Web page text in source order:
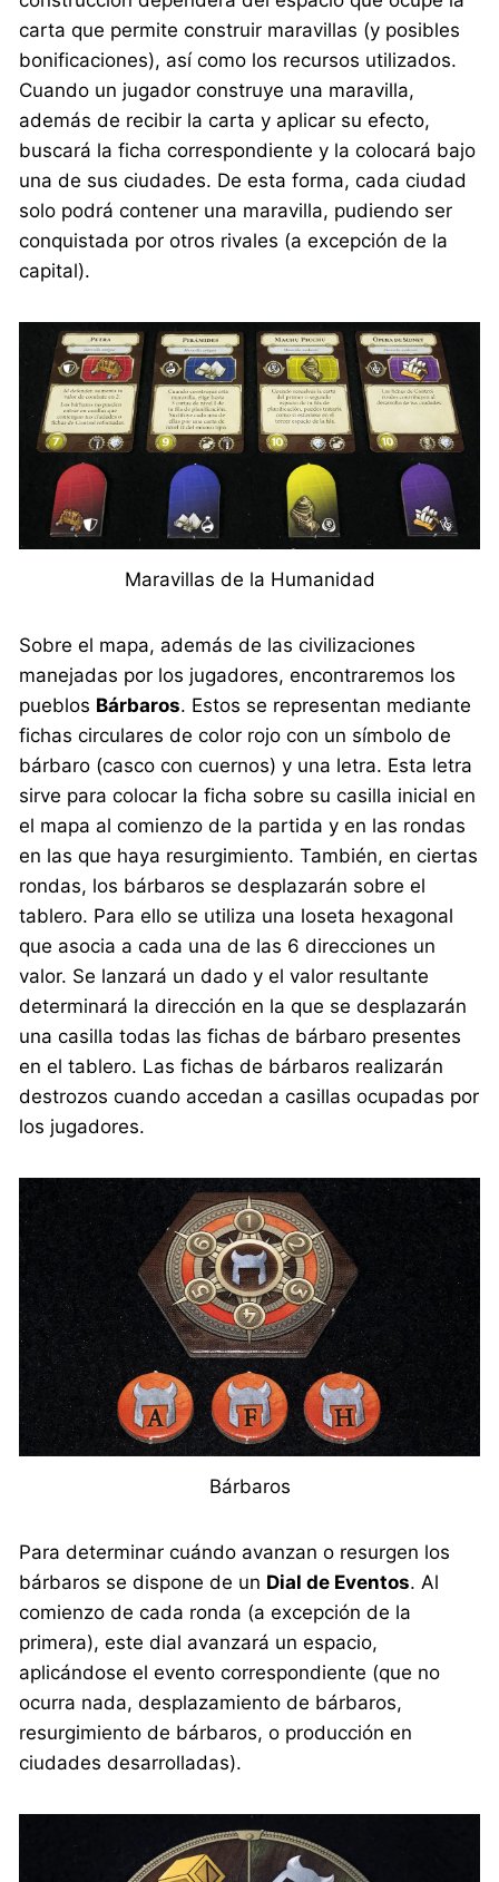
carta que permite construir maravillas (y posibles
bonificaciones), así como los recursos utilizados.
Cuando un jugador construye una maravilla,
además de recibir la carta y aplicar su efecto,
buscará la ficha correspondiente y la colocará bajo
una de sus ciudades. De esta forma, cada ciudad
solo podrá contener una maravilla, pudiendo ser
conquistada por otros rivales (a excepción de la
capital).
Maravillas de la Humanidad
Sobre el mapa, además de las civilizaciones
manejadas por los jugadores, encontraremos los
pueblos Bárbaros. Estos se representan mediante
fichas circulares de color rojo con un símbolo de
bárbaro (casco con cuernos) y una letra. Esta letra
sirve para colocar la ficha sobre su casilla inicial en
el mapa al comienzo de la partida y en las rondas
en las que haya resurgimiento. También, en ciertas
rondas, los bárbaros se desplazarán sobre el
tablero. Para ello se utiliza una loseta hexagonal
que asocia a cada una de las 6 direcciones un
valor. Se lanzará un dado y el valor resultante
determinará la dirección en la que se desplazarán
una casilla todas las fichas de bárbaro presentes
en el tablero. Las fichas de bárbaros realizarán
destrozos cuando accedan a casillas ocupadas por
los jugadores.
Bárbaros
Para determinar cuándo avanzan o resurgen los
bárbaros se dispone de un Dial de Eventos. Al
comienzo de cada ronda (a excepción de la
primera), este dial avanzará un espacio,
aplicándose el evento correspondiente (que no
ocurra nada, desplazamiento de bárbaros,
resurgimiento de bárbaros, o producción en
ciudades desarrolladas).